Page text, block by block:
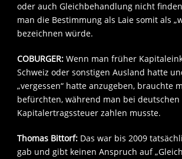
oder auch Gleichbehandlung nicht
man die Bestimmung als Laie somit als
bezeichnen würde.
COBURGER: Wenn man früher
Schweiz oder sonstigen Ausland hatte
„vergessen“ hatte anzugeben, brauchte
befürchten, während man bei deutschen
Kapitalertragssteuer zahlen musste.
Thomas Bittorf: Das war bis 2009
gab und gibt keinen Anspruch auf